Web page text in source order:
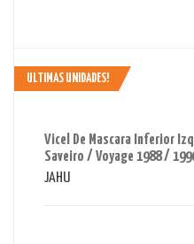
ULTIMAS UNIDADES!
Vicel De Mascara Inferior
Saveiro / Voyage 1988 /
JAHU